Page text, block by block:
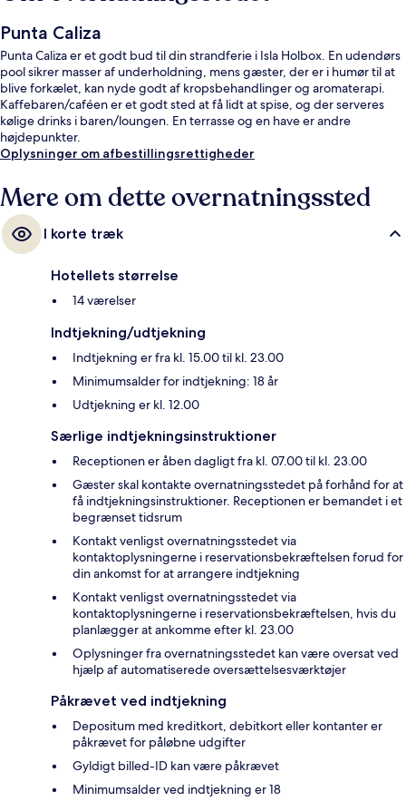
Punta Caliza
Punta Caliza er et godt bud til din strandferie i Isla Holbox. En udendørs
pool sikrer masser af underholdning, mens gæster, der er i humør til at
blive forkælet, kan nyde godt af kropsbehandlinger og aromaterapi.
Kaffebaren/caféen er et godt sted at få lidt at spise, og der serveres
kølige drinks i baren/loungen. En terrasse og en have er andre
højdepunkter.
Oplysninger om afbestillingsrettigheder
Mere om dette overnatningssted
I korte træk
Hotellets størrelse
14 værelser
Indtjekning/udtjekning
Indtjekning er fra kl. 15.00 til kl. 23.00
Minimumsalder for indtjekning: 18 år
Udtjekning er kl. 12.00
Særlige indtjekningsinstruktioner
Receptionen er åben dagligt fra kl. 07.00 til kl. 23.00
Gæster skal kontakte overnatningsstedet på forhånd for at
få indtjekningsinstruktioner. Receptionen er bemandet i et
begrænset tidsrum
Kontakt venligst overnatningsstedet via
kontaktoplysningerne i reservationsbekræftelsen forud for
din ankomst for at arrangere indtjekning
Kontakt venligst overnatningsstedet via
kontaktoplysningerne i reservationsbekræftelsen, hvis du
planlægger at ankomme efter kl. 23.00
Oplysninger fra overnatningsstedet kan være oversat ved
hjælp af automatiserede oversættelsesværktøjer
Påkrævet ved indtjekning
Depositum med kreditkort, debitkort eller kontanter er
påkrævet for påløbne udgifter
Gyldigt billed-ID kan være påkrævet
Minimumsalder ved indtjekning er 18